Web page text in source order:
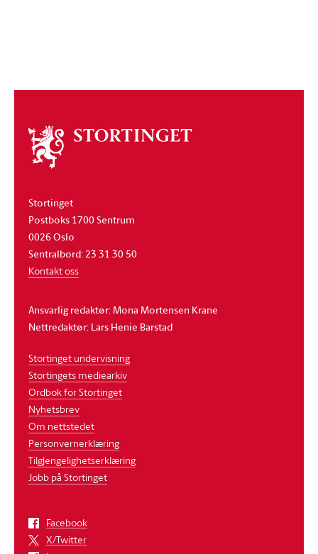
Om
stortinget
Stortinget
Postboks 1700 Sentrum
0026 Oslo
Sentralbord: 23 31 30 50
Kontakt oss
Ansvarlig redaktør: Mona Mortensen Krane
Nettredaktør: Lars Henie Barstad
Stortinget undervisning
Stortingets mediearkiv
Ordbok for Stortinget
Nyhetsbrev
Om nettstedet
Personvernerklæring
Tilgjengelighetserklæring
Jobb på Stortinget
Facebook
X/Twitter